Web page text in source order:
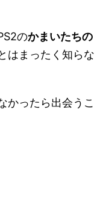
のかまいたちの
はまったく知らな
かったら出会うこ